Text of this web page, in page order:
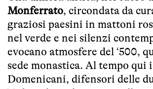
Monferrato, circondata da
graziosi paesini in mattoni
nel verde e nei silenzi
evocano atmosfere del ‘500,
sede monastica. Al tempo qui i
Domenicani, difensori delle